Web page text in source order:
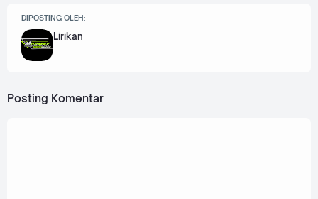
DIPOSTING OLEH:
Lirikan
Posting Komentar